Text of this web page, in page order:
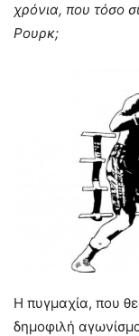
χρόνια, που τόσο
Ρουρκ;
Η πυγμαχία, που
δημοφιλή